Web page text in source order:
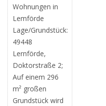
Wohnungen in
Lemförde
Lage/Grundstück:
49448
Lernförde,
Doktorstraße 2;
Auf einem 296
m² großen
Grundstück wird